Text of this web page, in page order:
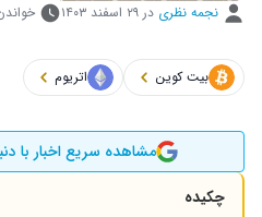
نجمه نظری در ۲۹ اسفند ۱۴۰۳ خواندن در
بیت کوین اتریوم
مشاهده سریع اخبار با
چکیده